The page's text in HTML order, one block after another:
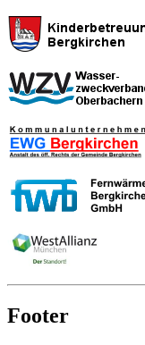
Footer